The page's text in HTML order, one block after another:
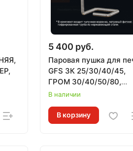
5 400 руб.
Паровая пушка для
GFS ЗК 25/30/40/45,
ГРОМ 30/40/50/80,
комплект ПРЕЗИДЕНТ,
В наличии
В корзину